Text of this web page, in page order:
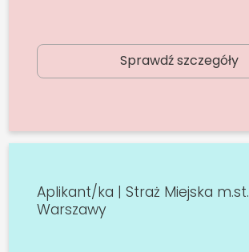
Sprawdź szczegóły
Aplikant/ka | Straż Miejska m.st.
Warszawy